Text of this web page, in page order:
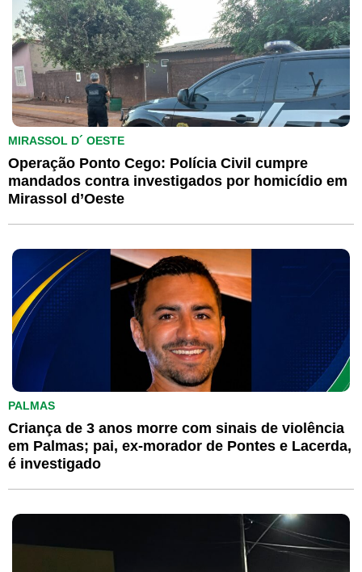
MIRASSOL D´ OESTE
Operação Ponto Cego: Polícia Civil cumpre
mandados contra investigados por homicídio em
Mirassol d’Oeste
PALMAS
Criança de 3 anos morre com sinais de violência
em Palmas; pai, ex-morador de Pontes e Lacerda,
é investigado